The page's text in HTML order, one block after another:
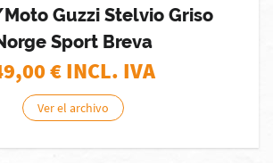
Guzzi Stelvio Griso
Sport Breva
€ INCL. IVA
Ver el archivo